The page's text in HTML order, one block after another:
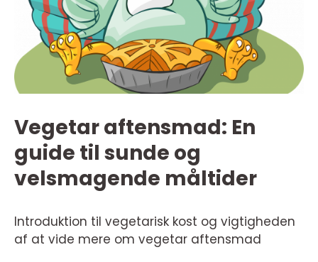
Vegetar aftensmad: En
guide til sunde og
velsmagende måltider
Introduktion til vegetarisk kost og vigtigheden
af at vide mere om vegetar aftensmad